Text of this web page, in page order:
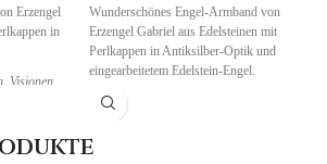
Erzengel
in
Visionen
Wunderschönes Engel-Armband von
Erzengel Gabriel aus Edelsteinen mit
Perlkappen in Antiksilber-Optik und
eingearbeitetem Edelstein-Engel.
Symbolik